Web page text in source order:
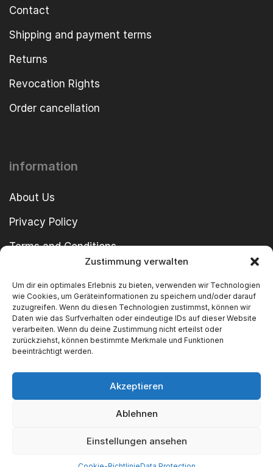
Zustimmung verwalten
Um dir ein optimales Erlebnis zu bieten, verwenden wir Technologien
wie Cookies, um Geräteinformationen zu speichern und/oder darauf
zuzugreifen. Wenn du diesen Technologien zustimmst, können wir
Daten wie das Surfverhalten oder eindeutige IDs auf dieser Website
verarbeiten. Wenn du deine Zustimmung nicht erteilst oder
zurückziehst, können bestimmte Merkmale und Funktionen
beeinträchtigt werden.
Akzeptieren
Ablehnen
Einstellungen ansehen
Contact
Shipping and payment terms
Returns
Revocation Rights
Order cancellation
information
About Us
Privacy Policy
Terms and Conditions
Copyright © 2024 SWT GmbH